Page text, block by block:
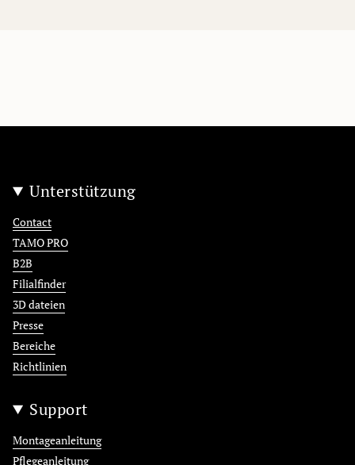
Unterstützung
Contact
TAMO PRO
B2B
Filialfinder
3D dateien
Presse
Bereiche
Richtlinien
Support
Montageanleitung
Pflegeanleitung